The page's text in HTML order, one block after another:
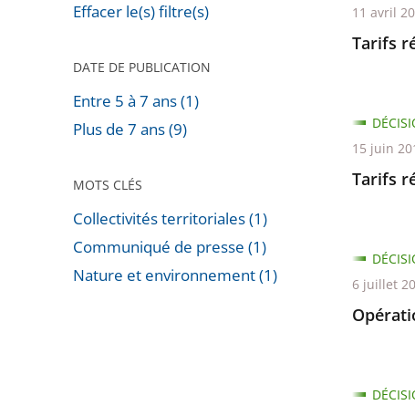
après
Effacer le(s) filtre(s)
DATE DE PUBLICATION
Entre 5 à 7 ans (1)
Plus de 7 ans (9)
MOTS CLÉS
Collectivités territoriales (1)
Communiqué de presse (1)
Nature et environnement (1)
Tarifs
11 avril
Tarifs
15 juin
6 juillet